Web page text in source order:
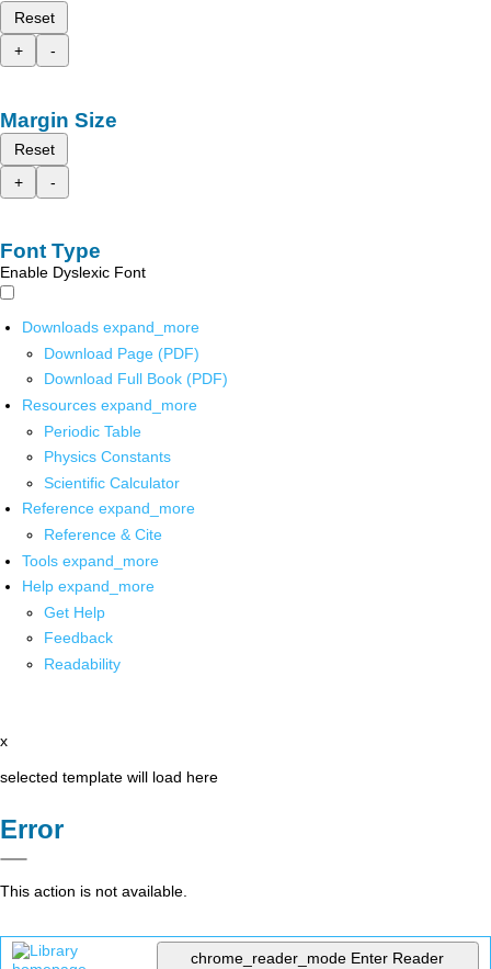
Reset
+
-
Margin Size
Reset
+
-
Font Type
Enable Dyslexic Font
Downloads expand_more
Download Page (PDF)
Download Full Book (PDF)
Resources expand_more
Periodic Table
Physics Constants
Scientific Calculator
Reference expand_more
Reference & Cite
Tools expand_more
Help expand_more
Get Help
Feedback
Readability
x
selected template will load here
Error
This action is not available.
chrome_reader_mode Enter Reader